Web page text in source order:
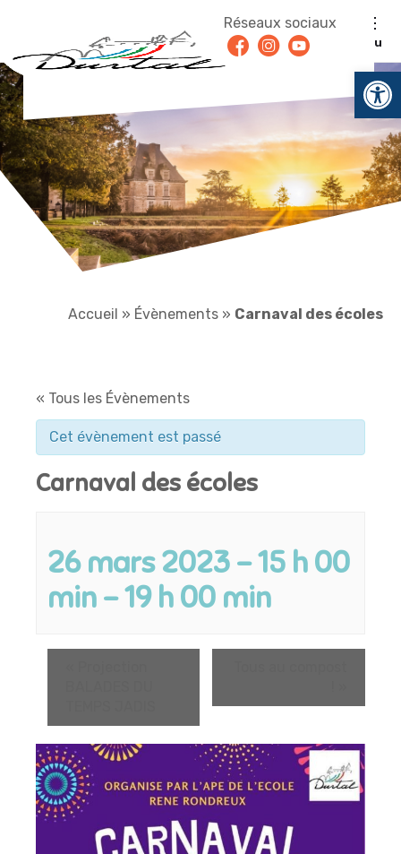
Menu
Réseaux sociaux
FacebookInstagram
Youtube
Accueil » Évènements » Carnaval des écoles
« Tous les Évènements
Cet évènement est passé
Carnaval des écoles
26 mars 2023 - 15 h 00
min-19 h 00 min